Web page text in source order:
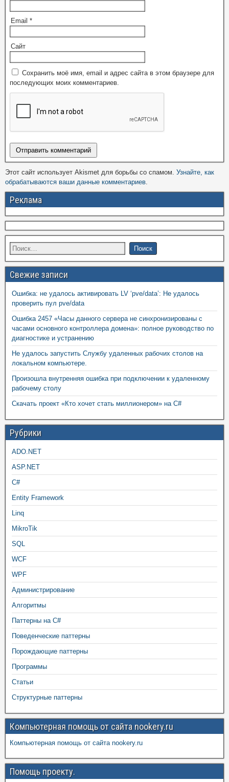
Email *
Сайт
Сохранить моё имя, email и адрес сайта в этом браузере для
последующих моих комментариев.
Этот сайт использует Akismet для борьбы со спамом. Узнайте, как
обрабатываются ваши данные комментариев.
Реклама
Свежие записи
Ошибка: не удалось активировать LV ‘pve/data’: Не удалось
проверить пул pve/data
Ошибка 2457 «Часы данного сервера не синхронизированы с
часами основного контроллера домена»: полное руководство по
диагностике и устранению
Не удалось запустить Службу удаленных рабочих столов на
локальном компьютере.
Произошла внутренняя ошибка при подключении к удаленному
рабочему столу
Скачать проект «Кто хочет стать миллионером» на C#
Рубрики
ADO.NET
ASP.NET
C#
Entity Framework
Linq
MikroTik
SQL
WCF
WPF
Администрирование
Алгоритмы
Паттерны на C#
Поведенческие паттерны
Порождающие паттерны
Программы
Статьи
Структурные паттерны
Компьютерная помощь от сайта nookery.ru
Компьютерная помощь от сайта nookery.ru
Помощь проекту.